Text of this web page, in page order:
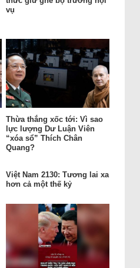
vụ
Thừa thắng xốc tới: Vì sao
lực lượng Dư Luận Viên
“xóa sổ” Thích Chân
Quang?
Việt Nam 2130: Tương lai xa
hơn cả một thế kỷ